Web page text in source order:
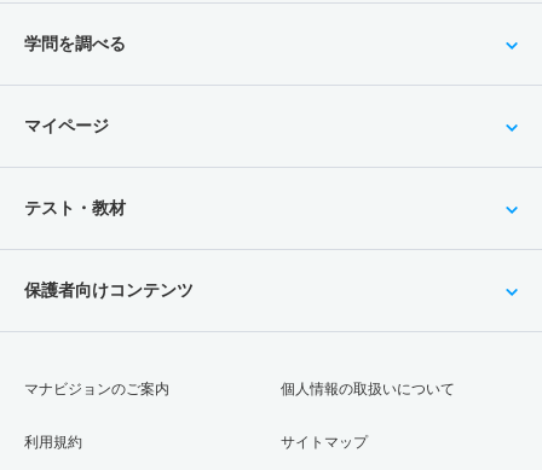
学問を調べる
マイページ
テスト・教材
保護者向けコンテンツ
マナビジョンのご案内
利用規約
個人情報の取扱いについて
サイトマップ